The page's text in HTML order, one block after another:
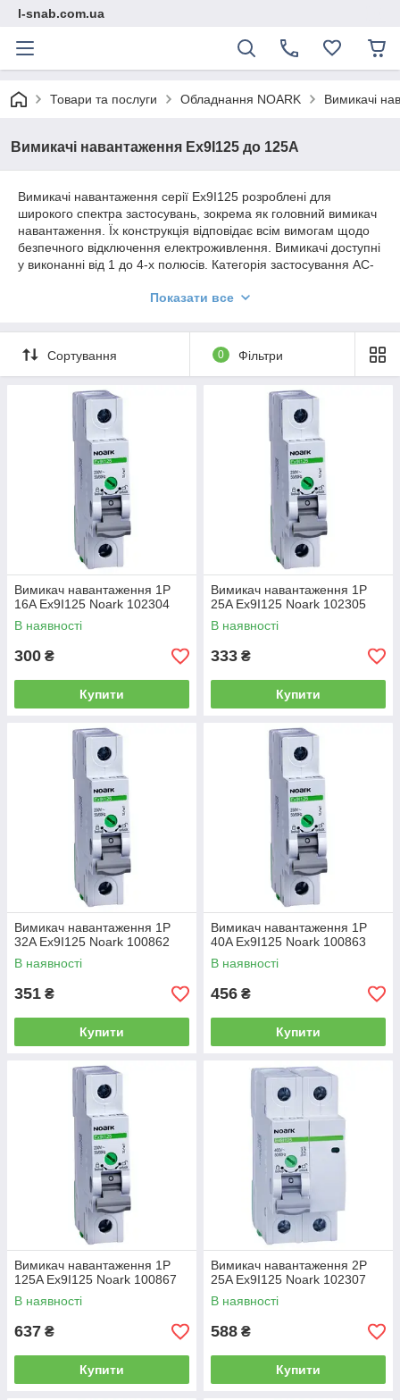
l-snab.com.ua
Товари та послуги Обладнання NOARK Вимикачі
Вимикачі навантаження Ex9I125 до 125A
Вимикачі навантаження серії Ex9I125 розроблені для
широкого спектра застосувань, зокрема як головний вимикач
навантаження. Їх конструкція відповідає всім вимогам щодо
безпечного відключення електроживлення. Вимикачі доступні
у виконанні від 1 до 4-х полюсів. Категорія застосування AC-
більш вимогливих промислових об'єктів, які потребують
інтегрований механізм блокування в положенні OFF.
Показати все
Сортування 0 Фільтри
Вимикач навантаження 1P
16A Ex9I125 Noark 102304
В наявності
300 ₴
Купити
Вимикач навантаження 1P
25A Ex9I125 Noark 102305
В наявності
333 ₴
Купити
Вимикач навантаження 1P
32A Ex9I125 Noark 100862
В наявності
351 ₴
Купити
Вимикач навантаження 1P
40A Ex9I125 Noark 100863
В наявності
456 ₴
Купити
Вимикач навантаження 1P
125A Ex9I125 Noark 100867
В наявності
637 ₴
Купити
Вимикач навантаження 2P
25A Ex9I125 Noark 102307
В наявності
588 ₴
Купити